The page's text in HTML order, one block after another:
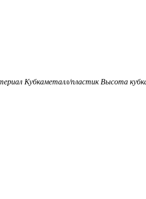
Кубкаметалл/пластик Высота